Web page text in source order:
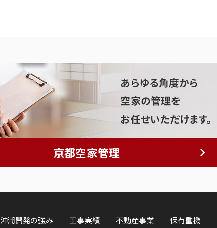
京都空家管理
沖潮開発の強み 工事実績 不動産事業 保有重機